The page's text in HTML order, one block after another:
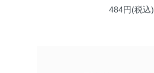
484円(税込)